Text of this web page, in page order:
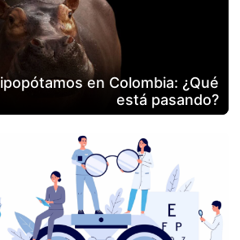
en Colombia: ¿Qué
está pasando?